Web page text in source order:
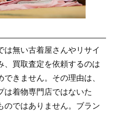
は無い古着屋さんやリサイ
、買取査定を依頼するのは
きません。その理由は、
は着物専門店ではないた
のではありません。ブラン